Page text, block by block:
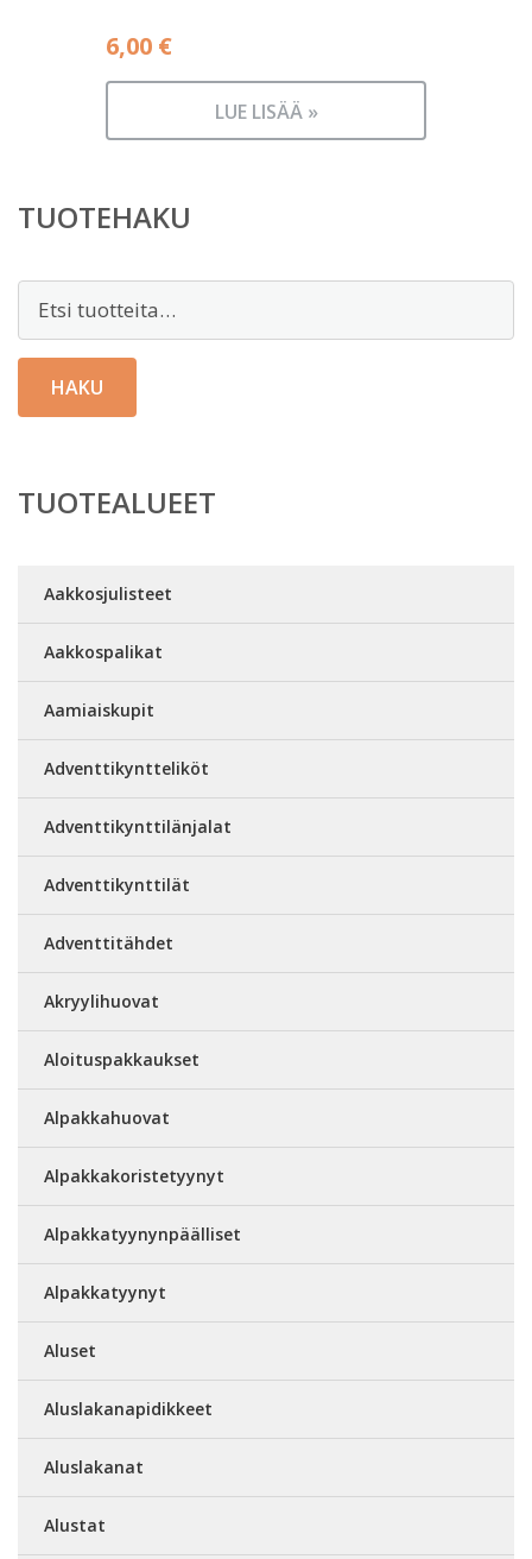
6,00 €
LUE LISÄÄ »
TUOTEHAKU
Etsi:
HAKU
TUOTEALUEET
Aakkosjulisteet
Aakkospalikat
Aamiaiskupit
Adventtikyntteliköt
Adventtikynttilänjalat
Adventtikynttilät
Adventtitähdet
Akryylihuovat
Aloituspakkaukset
Alpakkahuovat
Alpakkakoristetyynyt
Alpakkatyynynpäälliset
Alpakkatyynyt
Aluset
Aluslakanapidikkeet
Aluslakanat
Alustat